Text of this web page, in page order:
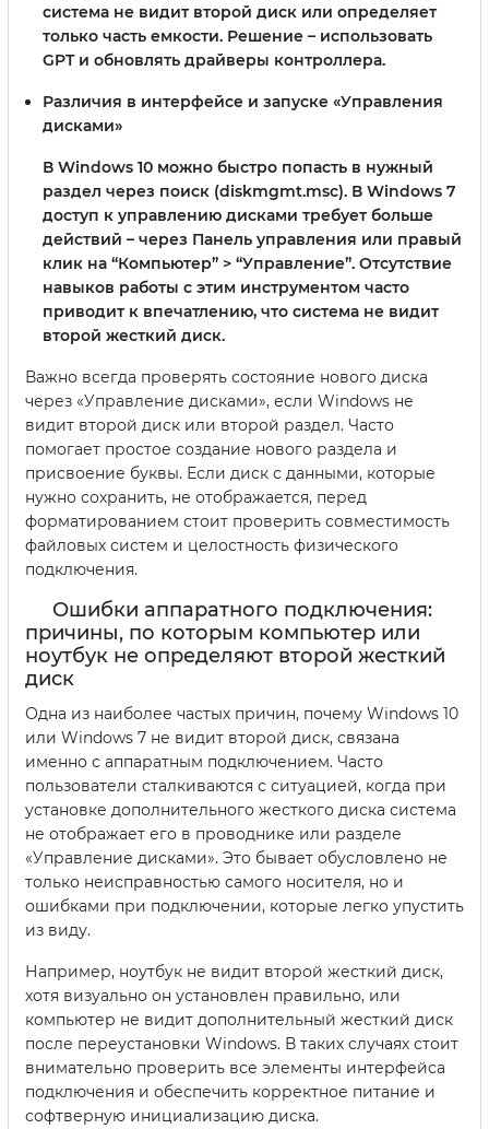
система не видит второй диск или определяет
только часть емкости. Решение – использовать
GPT и обновлять драйверы контроллера.
Различия в интерфейсе и запуске «Управления
дисками»
В Windows 10 можно быстро попасть в нужный
раздел через поиск (diskmgmt.msc). В Windows 7
доступ к управлению дисками требует больше
действий – через Панель управления или правый
клик на “Компьютер” > “Управление”. Отсутствие
навыков работы с этим инструментом часто
приводит к впечатлению, что система не видит
второй жесткий диск.
Важно всегда проверять состояние нового диска
через «Управление дисками», если Windows не
видит второй диск или второй раздел. Часто
помогает простое создание нового раздела и
присвоение буквы. Если диск с данными, которые
нужно сохранить, не отображается, перед
форматированием стоит проверить совместимость
файловых систем и целостность физического
подключения.
Ошибки аппаратного подключения:
причины, по которым компьютер или
ноутбук не определяют второй жесткий
диск
Одна из наиболее частых причин, почему Windows 10
или Windows 7 не видит второй диск, связана
именно с аппаратным подключением. Часто
пользователи сталкиваются с ситуацией, когда при
установке дополнительного жесткого диска система
не отображает его в проводнике или разделе
«Управление дисками». Это бывает обусловлено не
только неисправностью самого носителя, но и
ошибками при подключении, которые легко упустить
из виду.
Например, ноутбук не видит второй жесткий диск,
хотя визуально он установлен правильно, или
компьютер не видит дополнительный жесткий диск
после переустановки Windows. В таких случаях стоит
внимательно проверить все элементы интерфейса
подключения и обеспечить корректное питание и
софтверную инициализацию диска.